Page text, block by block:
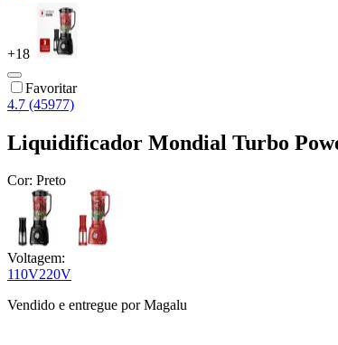
+18
Favoritar
4.7 (45977)
Liquidificador Mondial Turbo
Cor: Preto
Voltagem:
110V220V
Vendido e entregue por Magalu